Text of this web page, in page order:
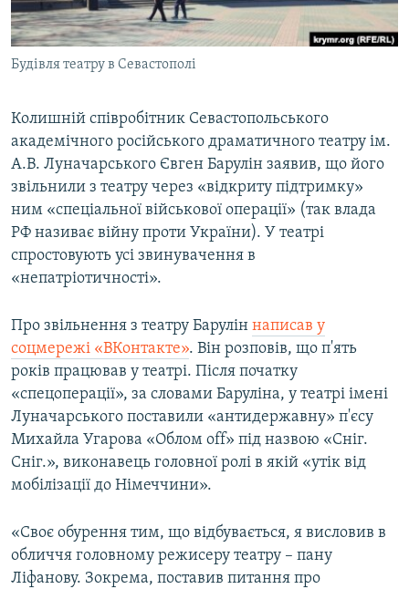
УКРАЇНСЬКА ПРОБЛЕМА КРИМУ
ІНФОГРАФІКА
ДОЛУЧАЙСЯ!
Усі сайти RFE/RL
Будівля театру в Севастополі
Колишній співробітник Севастопольського
академічного російського драматичного театру ім.
А.В. Луначарського Євген Барулін заявив, що його
звільнили з театру через «відкриту підтримку»
ним «спеціальної військової операції» (так влада
РФ називає війну проти України). У театрі
спростовують усі звинувачення в
«непатріотичності».
Про звільнення з театру Барулін написав у
соцмережі «ВКонтакте». Він розповів, що п'ять
років працював у театрі. Після початку
«спецоперації», за словами Баруліна, у театрі імені
Луначарського поставили «антидержавну» п'єсу
Михайла Угарова «Облом off» під назвою «Сніг.
Сніг.», виконавець головної ролі в якій «утік від
мобілізації до Німеччини».
«Своє обурення тим, що відбувається, я висловив в
обличчя головному режисеру театру – пану
Ліфанову. Зокрема, поставив питання про